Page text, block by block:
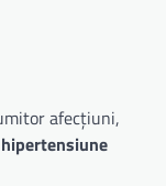
afecțiuni,
hipertensiune